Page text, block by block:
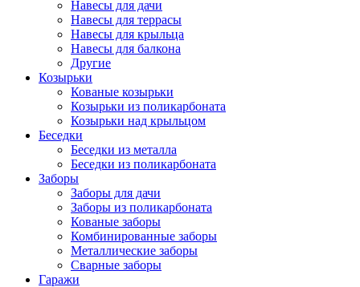
Навесы для дачи
Навесы для террасы
Навесы для крыльца
Навесы для балкона
Другие
Козырьки
Кованые козырьки
Козырьки из поликарбоната
Козырьки над крыльцом
Беседки
Беседки из металла
Беседки из поликарбоната
Заборы
Заборы для дачи
Заборы из поликарбоната
Кованые заборы
Комбинированные заборы
Металлические заборы
Сварные заборы
Гаражи